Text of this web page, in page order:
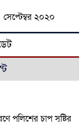
২০২০
পুলিশের চাপ সৃষ্টির